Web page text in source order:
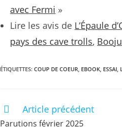
avec Fermi »
Lire les avis de L’Épaule
pays des cave trolls,
ÉTIQUETTES:COUP DE COEUR, EBOOK, ESSAI,
Article précédent
Parutions février 2025